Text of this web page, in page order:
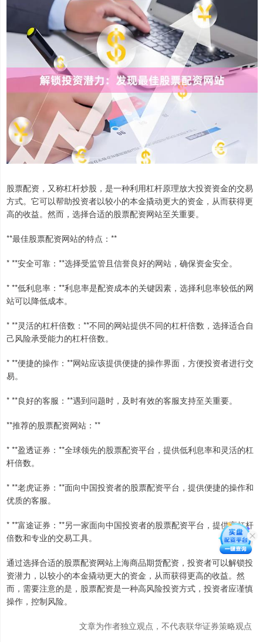
股票配资，又称杠杆炒股，是一种利用杠杆原理放大投资资金的交易
方式。它可以帮助投资者以较小的本金撬动更大的资金，从而获得更
高的收益。然而，选择合适的股票配资网站至关重要。
**最佳股票配资网站的特点：**
* **安全可靠：**选择受监管且信誉良好的网站，确保资金安全。
* **低利息率：**利息率是配资成本的关键因素，选择利息率较低的网
站可以降低成本。
* **灵活的杠杆倍数：**不同的网站提供不同的杠杆倍数，选择适合自
己风险承受能力的杠杆倍数。
* **便捷的操作：**网站应该提供便捷的操作界面，方便投资者进行交
易。
* **良好的客服：**遇到问题时，及时有效的客服支持至关重要。
**推荐的股票配资网站：**
* **盈透证券：**全球领先的股票配资平台，提供低利息率和灵活的杠
杆倍数。
* **老虎证券：**面向中国投资者的股票配资平台，提供便捷的操作和
优质的客服。
* **富途证券：**另一家面向中国投资者的股票配资平台，提供高杠杆
倍数和专业的交易工具。
通过选择合适的股票配资网站上海商品期货配资，投资者可以解锁投
资潜力，以较小的本金撬动更大的资金，从而获得更高的收益。然
而，需要注意的是，股票配资是一种高风险投资方式，投资者应谨慎
操作，控制风险。
文章为作者独立观点，不代表联华证券策略观点